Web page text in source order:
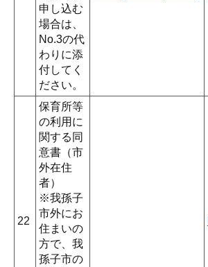
申し込む
場合は、
No.3の代
わりに添
付してく
ださい。
22
保育所等
の利用に
関する同
意書（市
外在住
者）
※我孫子
市外にお
住まいの
方で、我
孫子市の